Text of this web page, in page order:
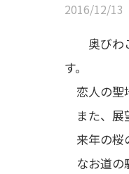
2016/12/13
奥びわこ
す。
恋人の聖
また、展
来年の桜
なお道の